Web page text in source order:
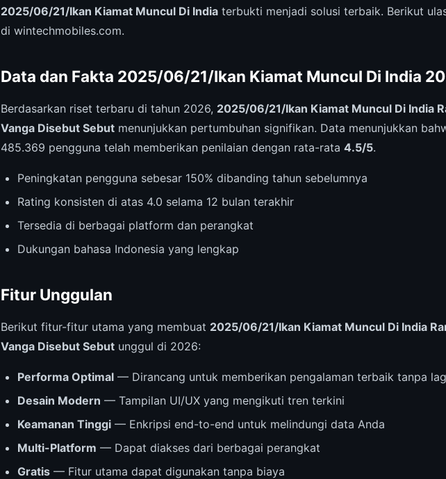
2025/06/21/Ikan Kiamat Muncul Di India terbukti menjadi solusi terbaik. Berikut
di wintechmobiles.com.
Data dan Fakta 2025/06/21/Ikan Kiamat Muncul Di India
Berdasarkan riset terbaru di tahun 2026, 2025/06/21/Ikan Kiamat Muncul Di India
Vanga Disebut Sebut menunjukkan pertumbuhan signifikan. Data menunjukkan
485.369 pengguna telah memberikan penilaian dengan rata-rata 4.5/5.
Peningkatan pengguna sebesar 150% dibanding tahun sebelumnya
Rating konsisten di atas 4.0 selama 12 bulan terakhir
Tersedia di berbagai platform dan perangkat
Dukungan bahasa Indonesia yang lengkap
Fitur Unggulan
Berikut fitur-fitur utama yang membuat 2025/06/21/Ikan Kiamat Muncul Di India
Vanga Disebut Sebut unggul di 2026:
Performa Optimal — Dirancang untuk memberikan pengalaman terbaik tanpa lag
Desain Modern — Tampilan UI/UX yang mengikuti tren terkini
Keamanan Tinggi — Enkripsi end-to-end untuk melindungi data Anda
Multi-Platform — Dapat diakses dari berbagai perangkat
Gratis — Fitur utama dapat digunakan tanpa biaya